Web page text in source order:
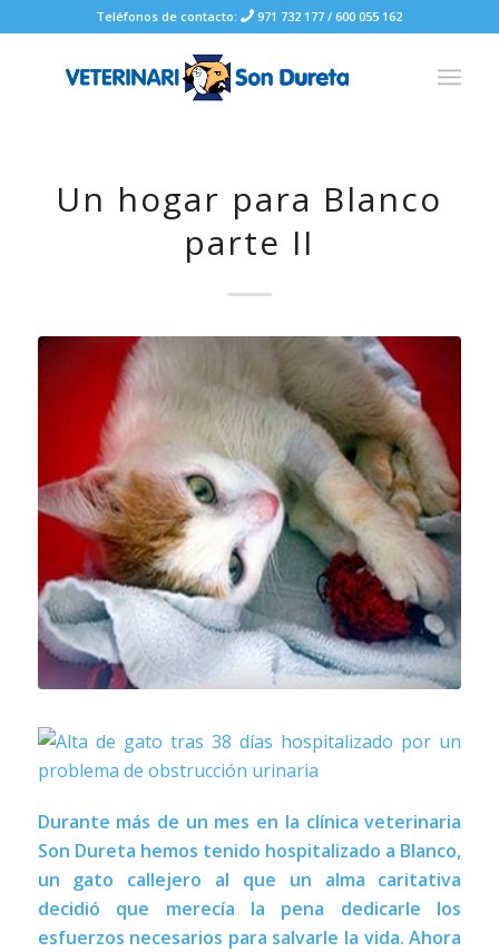
Teléfonos de contacto: 971 732 177 /600 055 162
Un hogar para Blanco
parte II
Durante más de un mes en la clínica veterinaria
Son Dureta hemos tenido hospitalizado a Blanco,
un gato callejero al que un alma caritativa
decidió que merecía la pena dedicarle los
esfuerzos necesarios para salvarle la vida. Ahora